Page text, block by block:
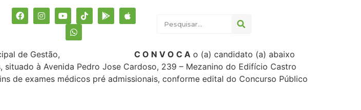
Municipal de Gestão, C O N V O C A o (a) candidato (a) abaixo
à Avenida Pedro Jose Cardoso, 239 – Mezanino do Edifício Castro
de exames médicos pré admissionais, conforme edital do Concurso Público